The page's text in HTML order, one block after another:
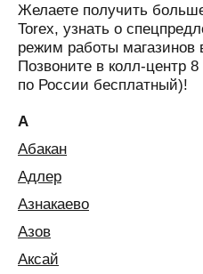
Желаете получить
Torex, узнать о
режим работы магазинов
Позвоните в колл-центр
по России бесплатный)!
А
Абакан
Адлер
Азнакаево
Азов
Аксай